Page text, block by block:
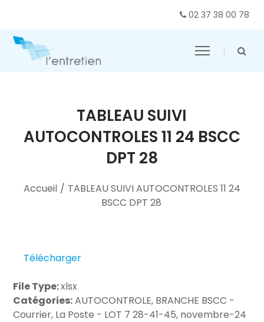
02 37 38 00 78
TABLEAU SUIVI
AUTOCONTROLES 11 24 BSCC
DPT 28
Accueil / TABLEAU SUIVI AUTOCONTROLES 11 24
BSCC DPT 28
Télécharger
File Type:xlsx
Catégories:AUTOCONTROLE, BRANCHE BSCC -
Courrier, La Poste - LOT 7 28-41-45, novembre-24